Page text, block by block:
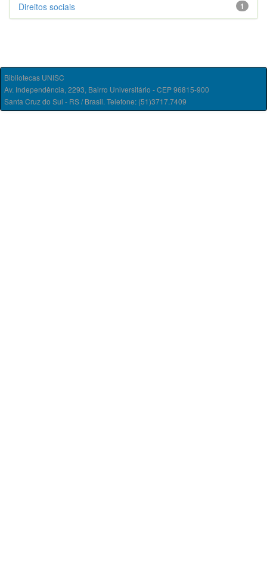
1
Direitos sociais
Bibliotecas UNISC
Av. Independência, 2293, Bairro Universitário - CEP 96815-900
Santa Cruz do Sul - RS / Brasil. Telefone: (51)3717.7409